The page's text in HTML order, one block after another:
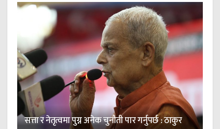
सत्ता र नेतृत्वमा पुग्न अनेक चुनौती पार गर्नुपर्छ : ठाकुर